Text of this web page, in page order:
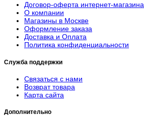
Договор-оферта интернет-
О компании
Магазины в Москве
Оформление заказа
Доставка и Оплата
Политика конфиденциальности
Служба поддержки
Связаться с нами
Возврат товара
Карта сайта
Дополнительно